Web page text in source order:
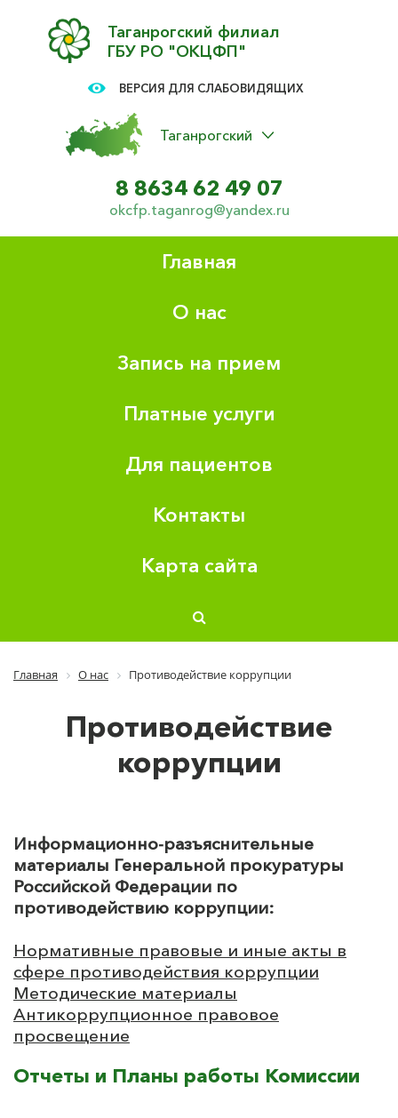
Таганрогский филиал
ГБУ РО "ОКЦФП"
ВЕРСИЯ ДЛЯ СЛАБОВИДЯЩИХ
Таганрогский
8 8634 62 49 07
okcfp.taganrog@yandex.ru
Главная
О нас
Запись на прием
Платные услуги
Для пациентов
Контакты
Карта сайта
Главная О нас Противодействие коррупции
Противодействие
коррупции
Информационно-разъяснительные
материалы Генеральной прокуратуры
Российской Федерации по
противодействию коррупции:
Нормативные правовые и иные акты в
сфере противодействия коррупции
Методические материалы
Антикоррупционное правовое
просвещение
Отчеты и Планы работы Комиссии